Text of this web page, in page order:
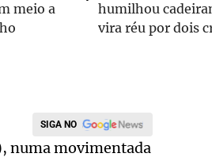
meio a
humilhou
vira réu por dois
SIGA NO
numa movimentada